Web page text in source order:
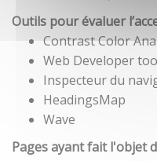
Outils pour évaluer
Contrast Color
Web Developer
Inspecteur du
HeadingsMap
Wave
Pages ayant fait l'objet